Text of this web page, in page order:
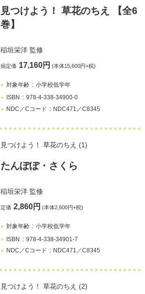
見つけよう！ 草花のちえ 【全6
巻】
稲垣栄洋監修
揃定価 17,160円 (本体15,600円+税)
対象年齢
小学校低学年
ISBN
978-4-338-34900-0
NDC／Cコード
NDC471／C8345
見つけよう！ 草花のちえ (1)
たんぽぽ・さくら
稲垣栄洋監修
定価 2,860円 (本体2,600円+税)
対象年齢
小学校低学年
ISBN
978-4-338-34901-7
NDC／Cコード
NDC471／C8345
見つけよう！ 草花のちえ (2)